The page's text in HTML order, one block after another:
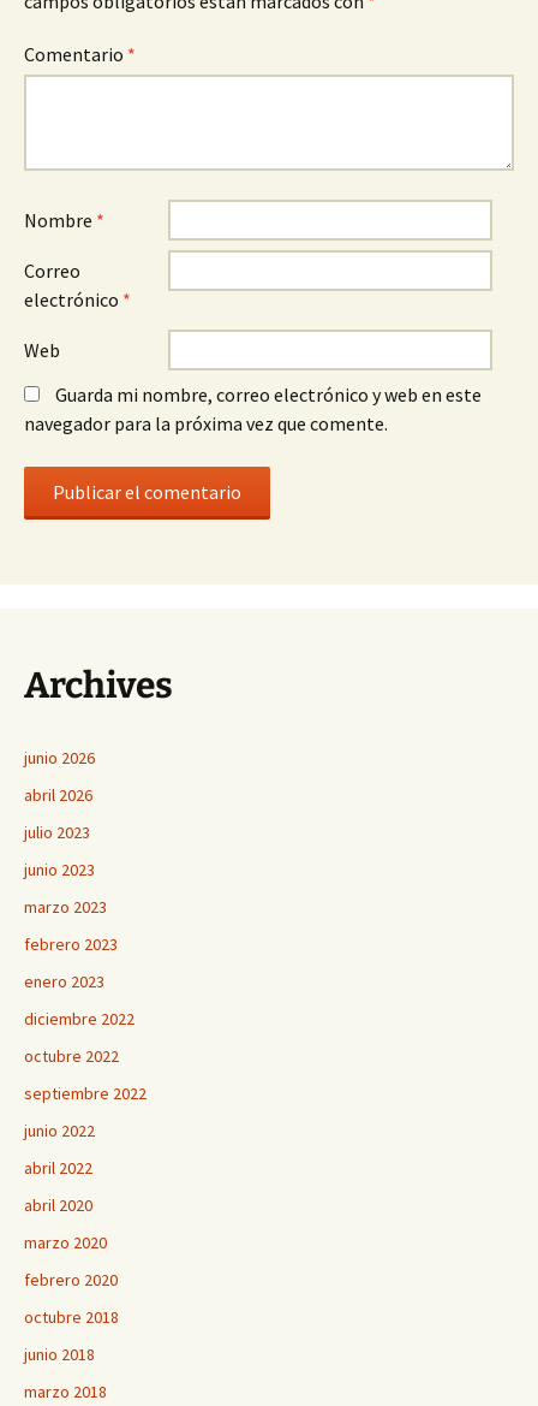
Comentario *
Nombre *
Correo
electrónico *
Web
Guarda mi nombre, correo electrónico y web en este
navegador para la próxima vez que comente.
Archives
junio 2026
abril 2026
julio 2023
junio 2023
marzo 2023
febrero 2023
enero 2023
diciembre 2022
octubre 2022
septiembre 2022
junio 2022
abril 2022
abril 2020
marzo 2020
febrero 2020
octubre 2018
junio 2018
marzo 2018